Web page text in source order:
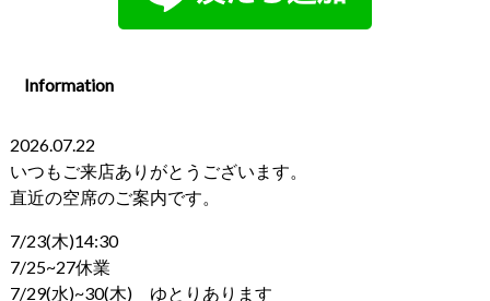
Information
2026.07.22
いつもご来店ありがとうございます。
直近の空席のご案内です。
7/23(木)14:30
7/25~27休業
7/29(水)~30(木) ゆとりあります